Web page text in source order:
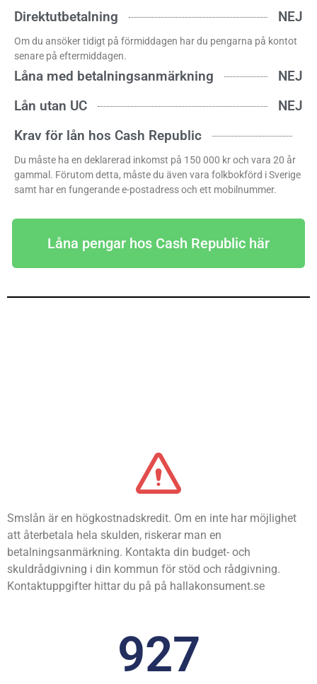
Direktutbetalning
NEJ
Om du ansöker tidigt på förmiddagen har du pengarna på kontot
senare på eftermiddagen.
Låna med betalningsanmärkning
NEJ
Lån utan UC
NEJ
Krav för lån hos Cash Republic
Du måste ha en deklarerad inkomst på 150 000 kr och vara 20 år
gammal. Förutom detta, måste du även vara folkbokförd i Sverige
samt har en fungerande e-postadress och ett mobilnummer.
Låna pengar hos Cash Republic här
Smslån är en högkostnadskredit. Om en inte har möjlighet
att återbetala hela skulden, riskerar man en
betalningsanmärkning. Kontakta din budget- och
skuldrådgivning i din kommun för stöd och rådgivning.
Kontaktuppgifter hittar du på på hallakonsument.se
927